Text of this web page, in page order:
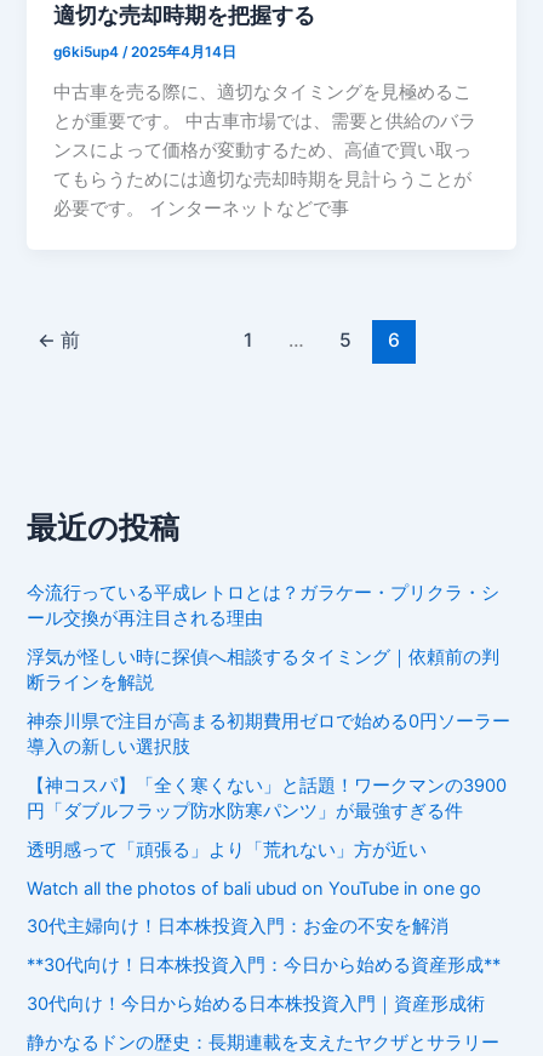
適切な売却時期を把握する
g6ki5up4/2025年4月14日
中古車を売る際に、適切なタイミングを見極めるこ
とが重要です。 中古車市場では、需要と供給のバラ
ンスによって価格が変動するため、高値で買い取っ
てもらうためには適切な売却時期を見計らうことが
必要です。 インターネットなどで事
← 前 1 … 5 6
最近の投稿
今流行っている平成レトロとは？ガラケー・プリクラ・シ
ール交換が再注目される理由
浮気が怪しい時に探偵へ相談するタイミング｜依頼前の判
断ラインを解説
神奈川県で注目が高まる初期費用ゼロで始める0円ソーラー
導入の新しい選択肢
【神コスパ】「全く寒くない」と話題！ワークマンの3900
円「ダブルフラップ防水防寒パンツ」が最強すぎる件
透明感って「頑張る」より「荒れない」方が近い
Watch all the photos of bali ubud on YouTube in one go
30代主婦向け！日本株投資入門：お金の不安を解消
**30代向け！日本株投資入門：今日から始める資産形成**
30代向け！今日から始める日本株投資入門｜資産形成術
静かなるドンの歴史：長期連載を支えたヤクザとサラリー